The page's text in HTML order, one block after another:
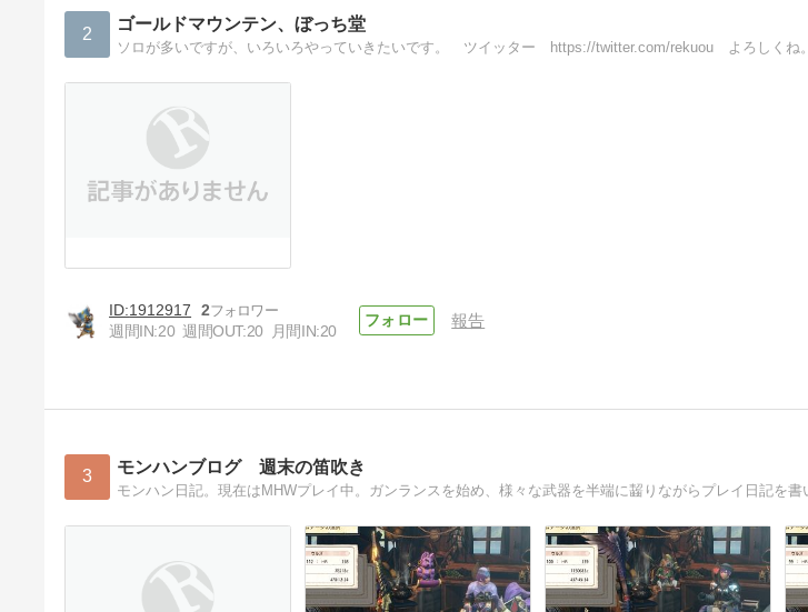
2 ゴールドマウンテン、ぼっち堂
ソロが多いですが、いろいろやっていきたいです。 ツイッター https://twitter.com/rekuou よろしくね。
1912917
2
週間IN:20 週間OUT:20 月間IN:20
報告
3 モンハンブログ 週末の笛吹き